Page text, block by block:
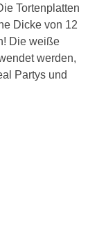
Tortenplatten
Dicke von 12
Die weiße
werden,
Partys und